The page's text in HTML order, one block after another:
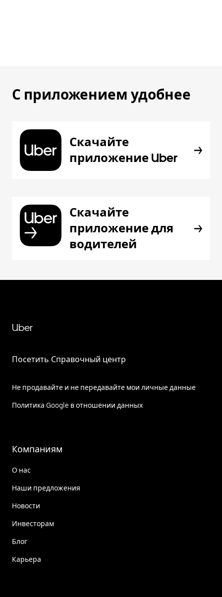
С приложением удобнее
Скачайте
приложение Uber
Скачайте
приложение для
водителей
Uber
Посетить Справочный центр
Не продавайте и не передавайте мои личные данные
Политика Google в отношении данных
Компаниям
О нас
Наши предложения
Новости
Инвесторам
Блог
Карьера